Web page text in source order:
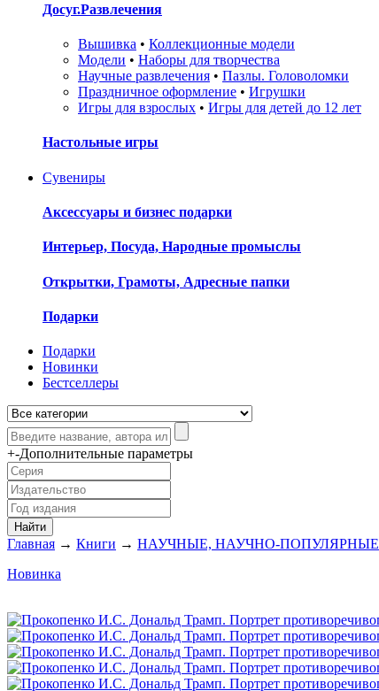
Досуг.Развлечения
Вышивка • Коллекционные модели
Модели • Наборы для творчества
Научные развлечения • Пазлы. Головоломки
Праздничное оформление • Игрушки
Игры для взрослых • Игры для детей до 12 лет
Настольные игры
Сувениры
Аксессуары и бизнес подарки
Интерьер, Посуда, Народные промыслы
Открытки, Грамоты, Адресные папки
Подарки
Подарки
Новинки
Бестселлеры
+-Дополнительные параметры
Главная → Книги → НАУЧНЫЕ, НАУЧНО-ПОПУЛЯРНЫЕ
Новинка